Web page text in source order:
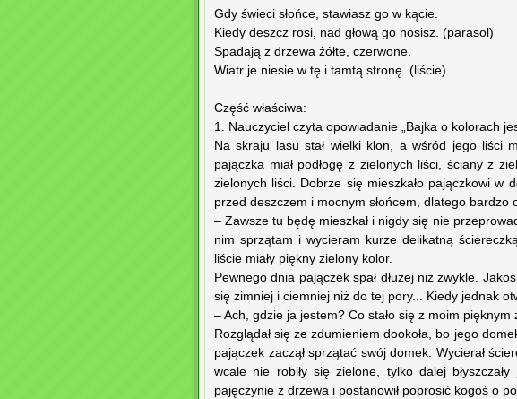
Gdy świeci słońce, stawiasz go w kącie.
Kiedy deszcz rosi, nad głową go nosisz. (parasol)
Spadają z drzewa żółte, czerwone.
Wiatr je niesie w tę i tamtą stronę. (liście)
Część właściwa:
1. Nauczyciel czyta opowiadanie „Bajka o kolorach
Na skraju lasu stał wielki klon, a wśród jego liści
pajączka miał podłogę z zielonych liści, ściany z
zielonych liści. Dobrze się mieszkało pajączkowi w
przed deszczem i mocnym słońcem, dlatego bardzo
– Zawsze tu będę mieszkał i nigdy się nie
nim sprzątam i wycieram kurze delikatną
liście miały piękny zielony kolor.
Pewnego dnia pajączek spał dłużej niż zwykle.
się zimniej i ciemniej niż do tej pory... Kiedy jednak
– Ach, gdzie ja jestem? Co stało się z moim
Rozglądał się ze zdumieniem dookoła, bo jego
pajączek zaczął sprzątać swój domek. Wycierał
wcale nie robiły się zielone, tylko dalej
pajęczynie z drzewa i postanowił poprosić kogoś o